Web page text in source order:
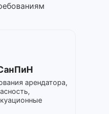
арендатора,